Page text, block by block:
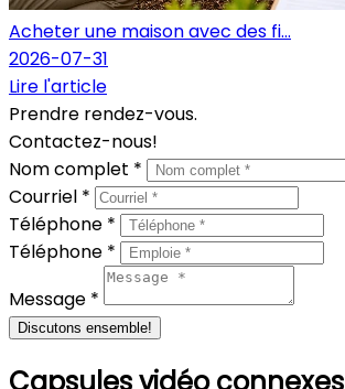
Acheter une maison avec des fi...
2026-07-31
Lire l'article
Prendre rendez-vous.
Contactez-nous!
Nom complet *
Courriel *
Téléphone *
Téléphone *
Message *
Discutons ensemble!